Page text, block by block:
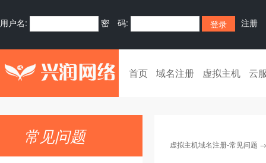
用户名: 密 码: 注册
首页 域名注册 虚拟主机 云
常见问题 虚拟主机域名注册-常见问题